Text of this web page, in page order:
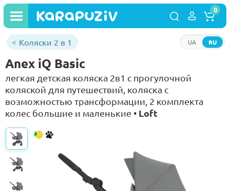
RU
UA
0
Коляски 2 в 1
Anex iQ Basic
легкая детская коляска 2в1 с прогулочной
коляской для путешествий, коляска с
возможностью трансформации, 2 комплекта
колес большие и маленькие • Loft